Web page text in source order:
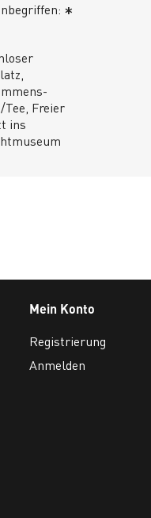
*
Tee, Freier
ins
Mein Konto
Registrierung
Anmelden